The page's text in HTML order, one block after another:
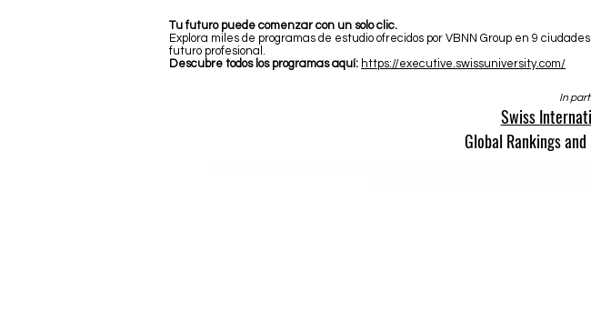
Tu futuro puede comenzar con un solo clic.
Explora miles de programas de estudio ofrecidos por VBNN Group en 9
futuro profesional.
Descubre todos los programas aquí: https://executive.swissuniversity.com/
In
Swiss
Global Rankings